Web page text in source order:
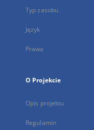
Typ zasobu
Język
Prawa
O Projekcie
Opis projektu
Regulamin